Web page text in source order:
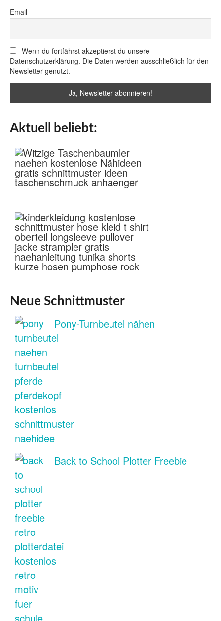
Email
Wenn du fortfährst akzeptierst du unsere
Datenschutzerklärung. Die Daten werden ausschließlich für den
Newsletter genutzt.
Aktuell beliebt:
Neue Schnittmuster
Pony-Turnbeutel nähen
Back to School Plotter Freebie